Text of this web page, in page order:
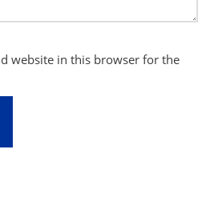
website in this browser for the